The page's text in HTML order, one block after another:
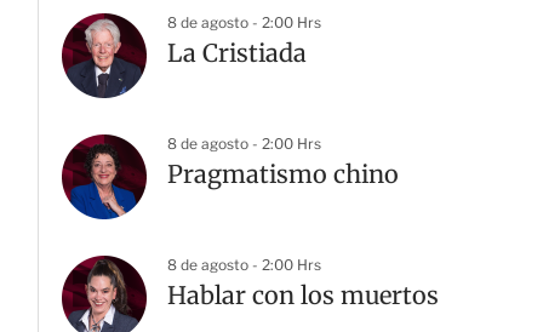
8 de agosto - 2:00 Hrs
La Cristiada
8 de agosto - 2:00 Hrs
Pragmatismo chino
8 de agosto - 2:00 Hrs
Hablar con los muertos